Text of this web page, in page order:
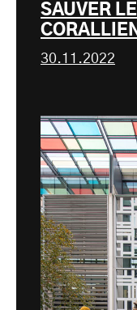
SAUVER
30.11.2022